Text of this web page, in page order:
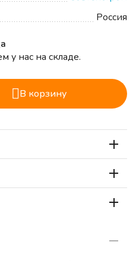
Россия
у нас на складе.
В корзину